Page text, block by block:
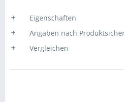
Eigenschaften
Angaben nach
Vergleichen